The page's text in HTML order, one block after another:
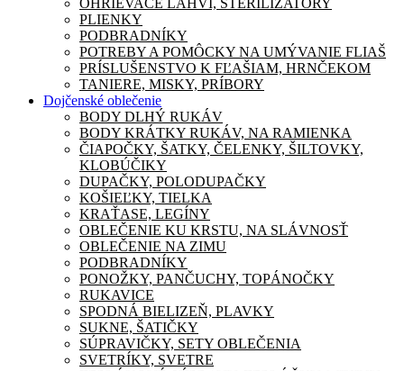
PLIENKY
PODBRADNÍKY
POTREBY A POMÔCKY NA UMÝVANIE FLIAŠ
PRÍSLUŠENSTVO K FĽAŠIAM, HRNČEKOM
TANIERE, MISKY, PRÍBORY
Dojčenské oblečenie
BODY DLHÝ RUKÁV
BODY KRÁTKY RUKÁV, NA RAMIENKA
ČIAPOČKY, ŠATKY, ČELENKY, ŠILTOVKY,
KLOBÚČIKY
DUPAČKY, POLODUPAČKY
KOŠIEĽKY, TIELKA
KRAŤASE, LEGÍNY
OBLEČENIE KU KRSTU, NA SLÁVNOSŤ
OBLEČENIE NA ZIMU
PODBRADNÍKY
PONOŽKY, PANČUCHY, TOPÁNOČKY
RUKAVICE
SPODNÁ BIELIZEŇ, PLAVKY
SUKNE, ŠATIČKY
SÚPRAVIČKY, SETY OBLEČENIA
SVETRÍKY, SVETRE